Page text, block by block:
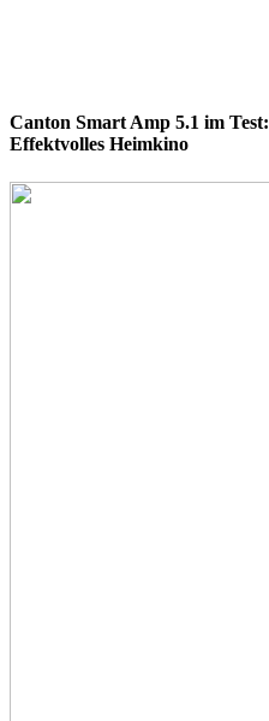
Canton Smart Amp 5.1 im Test:
Effektvolles Heimkino